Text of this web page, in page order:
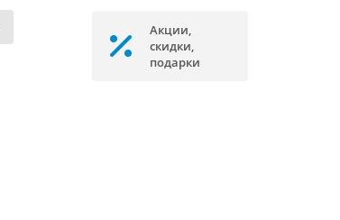
Акции,
скидки,
подарки